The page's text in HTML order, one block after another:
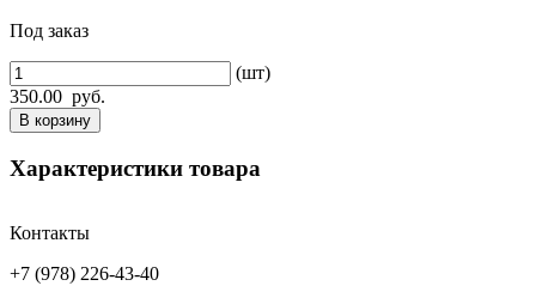
Под заказ
(шт)
350.00 руб.
В корзину
Характеристики товара
Контакты
+7 (978) 226-43-40